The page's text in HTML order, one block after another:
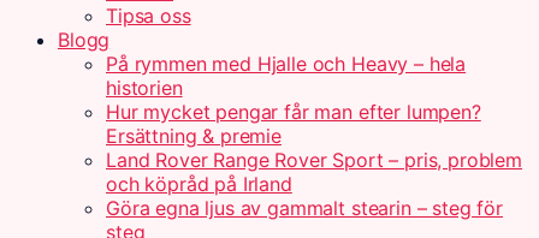
Tipsa oss
Blogg
På rymmen med Hjalle och Heavy – hela
historien
Hur mycket pengar får man efter lumpen?
Ersättning & premie
Land Rover Range Rover Sport – pris, problem
och köpråd på Irland
Göra egna ljus av gammalt stearin – steg för
steg